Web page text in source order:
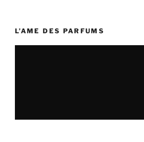
L’AME DES PARFUMS